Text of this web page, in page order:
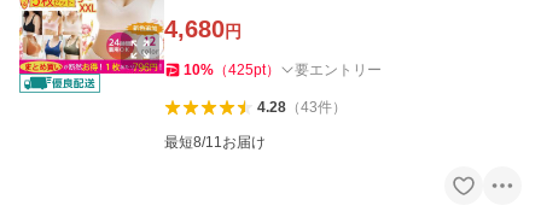
4,680円
10% （425pt） 要エントリー
4.28（43件）
最短8/11お届け